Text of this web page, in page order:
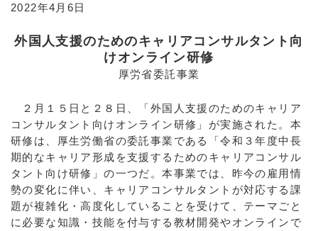
2022年4月6日
外国人支援のためのキャリアコンサルタント向
けオンライン研修
厚労省委託事業
２月１５日と２８日、「外国人支援のためのキャリア
コンサルタント向けオンライン研修」が実施された。本
研修は、厚生労働省の委託事業である「令和３年度中長
期的なキャリア形成を支援するためのキャリアコンサル
タント向け研修」の一つだ。本事業では、昨今の雇用情
勢の変化に伴い、キャリアコンサルタントが対応する課
題が複雑化・高度化していることを受けて、テーマごと
に必要な知識・技能を付与する教材開発やオンラインで